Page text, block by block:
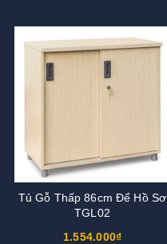
Tủ Gỗ Thấp 86cm Để Hồ Sơ
TGL02
1.554.000₫